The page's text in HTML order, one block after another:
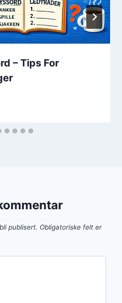
– Tips For
publisert. Obligatoriske felt er